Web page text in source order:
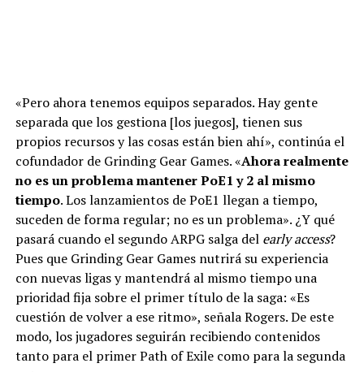
«Pero ahora tenemos equipos separados. Hay gente
separada que los gestiona [los juegos], tienen sus
propios recursos y las cosas están bien ahí», continúa el
cofundador de Grinding Gear Games. «Ahora realmente
no es un problema mantener PoE1 y 2 al mismo
tiempo. Los lanzamientos de PoE1 llegan a tiempo,
suceden de forma regular; no es un problema». ¿Y qué
pasará cuando el segundo ARPG salga del early access?
Pues que Grinding Gear Games nutrirá su experiencia
con nuevas ligas y mantendrá al mismo tiempo una
prioridad fija sobre el primer título de la saga: «Es
cuestión de volver a ese ritmo», señala Rogers. De este
modo, los jugadores seguirán recibiendo contenidos
tanto para el primer Path of Exile como para la segunda